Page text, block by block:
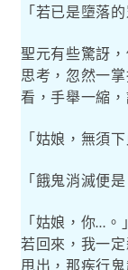
「若已是墮落
聖元有些驚訝
思考，忽然一
看，手舉一縮
「姑娘，無須
「餓鬼消滅便
「姑娘，你…
若回來，我一
甩出，那疾行